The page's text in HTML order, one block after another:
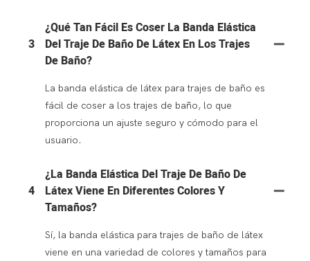
3
¿Qué Tan Fácil Es Coser La Banda Elástica
Del Traje De Baño De Látex En Los Trajes
De Baño?
La banda elástica de látex para trajes de baño es
fácil de coser a los trajes de baño, lo que
proporciona un ajuste seguro y cómodo para el
usuario.
4
¿La Banda Elástica Del Traje De Baño De
Látex Viene En Diferentes Colores Y
Tamaños?
Sí, la banda elástica para trajes de baño de látex
viene en una variedad de colores y tamaños para